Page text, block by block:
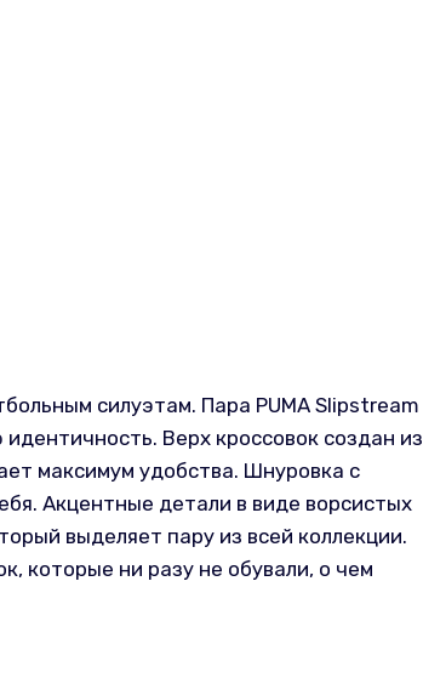
силуэтам. Пара PUMA Slipstream
Верх кроссовок создан из
максимум удобства. Шнуровка с
Акцентные детали в виде ворсистых
выделяет пару из всей коллекции.
которые ни разу не обували, о чем